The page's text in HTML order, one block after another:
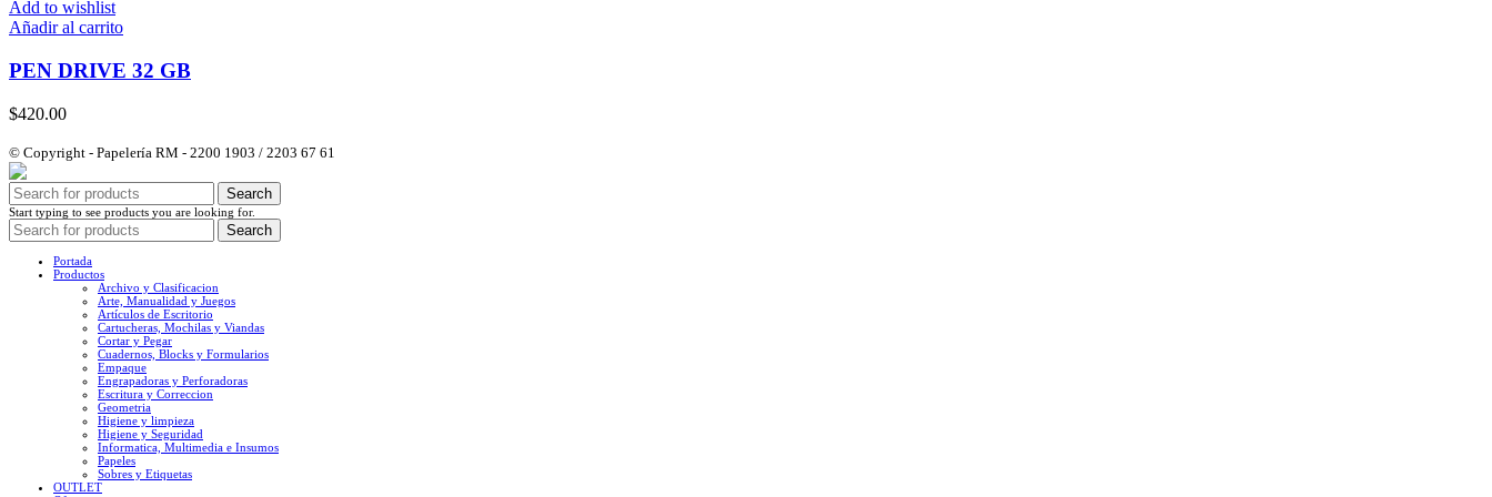
Add to wishlist
Añadir al carrito
PEN DRIVE 32 GB
$420.00
© Copyright - Papelería RM - 2200 1903 / 2203 67 61
Search
Start typing to see products you are looking for.
Search
Portada
Productos
Archivo y Clasificacion
Arte, Manualidad y Juegos
Artículos de Escritorio
Cartucheras, Mochilas y Viandas
Cortar y Pegar
Cuadernos, Blocks y Formularios
Empaque
Engrapadoras y Perforadoras
Escritura y Correccion
Geometria
Higiene y limpieza
Higiene y Seguridad
Informatica, Multimedia e Insumos
Papeles
Sobres y Etiquetas
OUTLET